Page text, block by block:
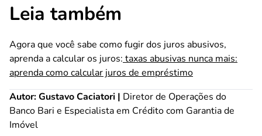
Leia também
Agora que você sabe como fugir dos juros abusivos,
aprenda a calcular os juros: taxas abusivas nunca mais:
aprenda como calcular juros de empréstimo
Autor:Gustavo Caciatori | Diretor de Operações do
Banco Bari e Especialista em Crédito com Garantia de
Imóvel